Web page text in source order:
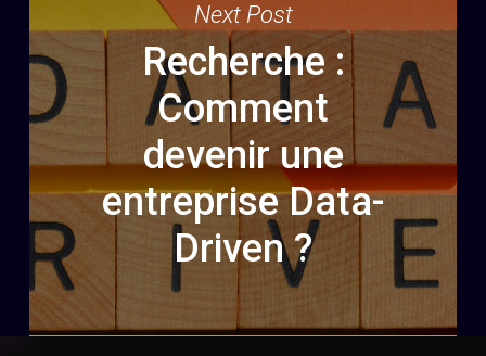
Next Post
Recherche :
Comment
devenir une
entreprise Data-
Driven ?